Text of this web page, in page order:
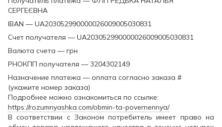
СЕРГЕЄВНА
IBAN — UA203052990000026009005030831
Счет получателя — UA203052990000026009005030831
Валюта счета — грн
РНОКПП получателя — 3204302149
Назначение платежа — оплата согласно заказа #
(укажите номер заказа)
Подробнее можно ознакомиться по ссылке:
https://rozumnyashka.com/obmin-ta-povernennya/
В соответствии с Законом потребитель имеет право на